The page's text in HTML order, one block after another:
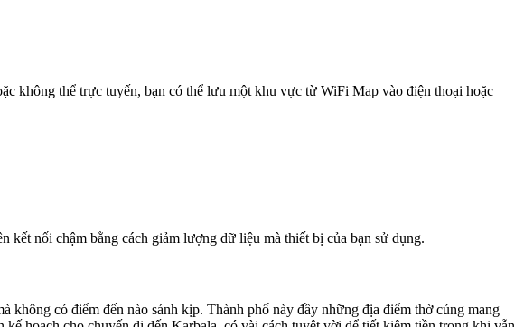
không thể trực tuyến, bạn có thể lưu một khu vực từ WiFi Map vào điện thoại hoặc
kết nối chậm bằng cách giảm lượng dữ liệu mà thiết bị của bạn sử dụng.
có điểm đến nào sánh kịp. Thành phố này đầy những địa điểm thờ cúng mang